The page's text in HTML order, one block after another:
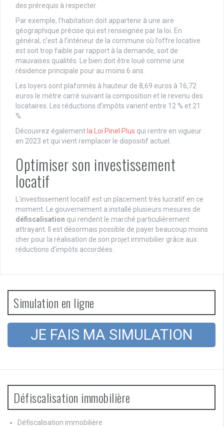
des prérequis à respecter.
Par exemple, l’habitation doit appartenir à une aire
géographique précise qui est renseignée par la loi. En
général, c’est à l’intérieur de la commune où l’offre locative
est soit trop faible par rapport à la demande, soit de
mauvaises qualités. Le bien doit être loué comme une
résidence principale pour au moins 6 ans.
Les loyers sont plafonnés à hauteur de 8,69 euros à 16,72
euros le mètre carré suivant la composition et le revenu des
locataires. Les réductions d’impôts varient entre 12 % et 21
%.
Découvrez également la Loi Pinel Plus qui rentre en vigueur
en 2023 et qui vient remplacer le dispositif actuel.
Optimiser son investissement
locatif
L’investissement locatif est un placement très lucratif en ce
moment. Le gouvernement a installé plusieurs mesures de
défiscalisation qui rendent le marché particulièrement
attrayant. Il est désormais possible de payer beaucoup moins
cher pour la réalisation de son projet immobilier grâce aux
réductions d’impôts accordées.
Simulation en ligne
JE FAIS MA SIMULATION
Défiscalisation immobilière
Défiscalisation immobilière